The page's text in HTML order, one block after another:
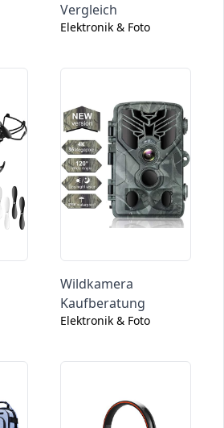
Vergleich
Elektronik & Foto
Wildkamera
Kaufberatung
Elektronik & Foto